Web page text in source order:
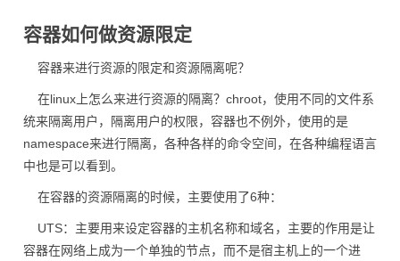
容器如何做资源限定
容器来进行资源的限定和资源隔离呢？
在linux上怎么来进行资源的隔离？chroot，使用不同的文件系
统来隔离用户，隔离用户的权限，容器也不例外，使用的是
namespace来进行隔离，各种各样的命令空间，在各种编程语言
中也是可以看到。
在容器的资源隔离的时候，主要使用了6种：
UTS：主要用来设定容器的主机名称和域名，主要的作用是让
容器在网络上成为一个单独的节点，而不是宿主机上的一个进